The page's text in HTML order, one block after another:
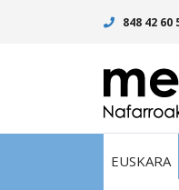
848 42 60
EUSKARA